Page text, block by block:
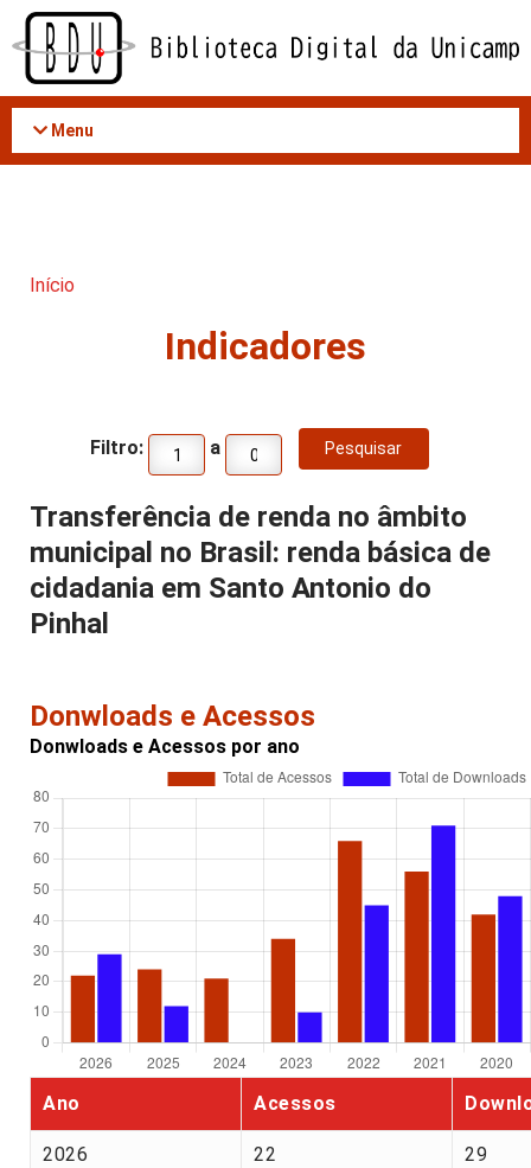
Acessar
conteúdo
Menu
Início
Indicadores
Filtro: a
Transferência de renda no âmbito
municipal no Brasil: renda básica de
cidadania em Santo Antonio do
Pinhal
Donwloads e Acessos
Donwloads e Acessos por ano
Ano Acessos
2026 22 29